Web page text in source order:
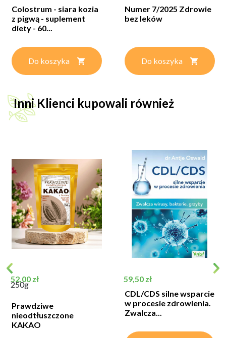
Colostrum - siara kozia
z pigwą - suplement
diety - 60...
Do koszyka
Numer 7/2025 Zdrowie
bez leków
Do koszyka
Inni Klienci kupowali również
Cena
52,00 zł
250g
Prawdziwe
nieodtłuszczone
KAKAO
Cena
59,50 zł
CDL/CDS silne wsparcie
w procesie zdrowienia.
Zwalcza...